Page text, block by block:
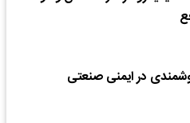
در ایمنی صنعتی